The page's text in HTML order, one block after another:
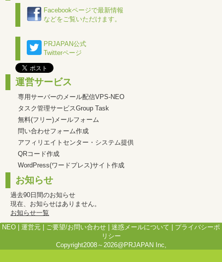
Facebookページで最新情報
などをご覧いただけます。
PRJAPAN公式
Twitterページ
運営サービス
専用サーバーのメール配信VPS-NEO
タスク管理サービスGroup Task
無料(フリー)メールフォーム
問い合わせフォーム作成
アフィリエイトセンター・システム提供
QRコード作成
WordPress(ワードプレス)サイト作成
お知らせ
過去90日間のお知らせ
現在、お知らせはありません。
お知らせ一覧
NEO | 運営元 | ご要望/お問い合わせ | 迷惑メールについて | プライバシーポ
リシー
Copyright2008～2026@PRJAPAN Inc,